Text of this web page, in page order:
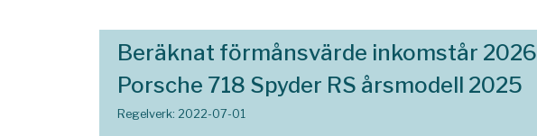
Beräknat förmånsvärde inkomstår 2026
Porsche 718 Spyder RS årsmodell 2025
Regelverk: 2022-07-01